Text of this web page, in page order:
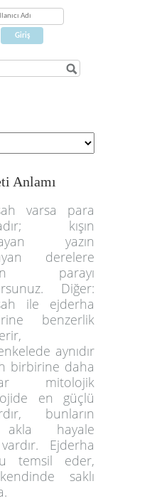
Anlamı
varsa para
kışın
yazın
derelere
parayı
Diğer:
ile ejderha
benzerlik
aynıdır
birbirine daha
mitolojik
en güçlü
bunların
hayale
Ejderha
temsil eder,
saklı